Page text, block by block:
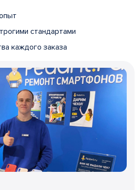
стандартами
каждого заказа